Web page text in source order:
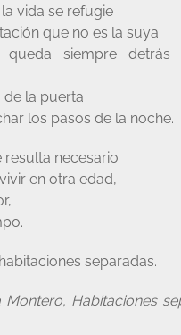
vida se refugie
que no es la suya.
siempre detrás
la puerta
los pasos de la noche.
resulta necesario
en otra edad,
separadas.
Montero, Habitaciones